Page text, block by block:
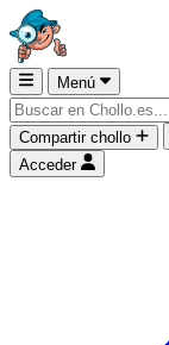
Menú
Compartir chollo
Acceder